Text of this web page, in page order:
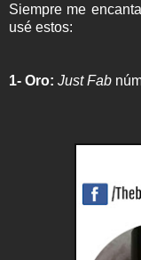
Siempre me
usé estos:
1- Oro: Just Fab